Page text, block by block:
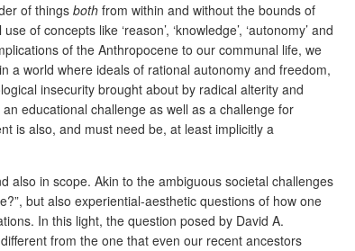
of things both from within and without the bounds of
concepts like ‘reason’, ‘knowledge’, ‘autonomy’ and
of the Anthropocene to our communal life, we
a world where ideals of rational autonomy and freedom,
insecurity brought about by radical alterity and
educational challenge as well as a challenge for
is also, and must need be, at least implicitly a
also in scope. Akin to the ambiguous societal challenges
but also experiential-aesthetic questions of how one
In this light, the question posed by David A.
from the one that even our recent ancestors